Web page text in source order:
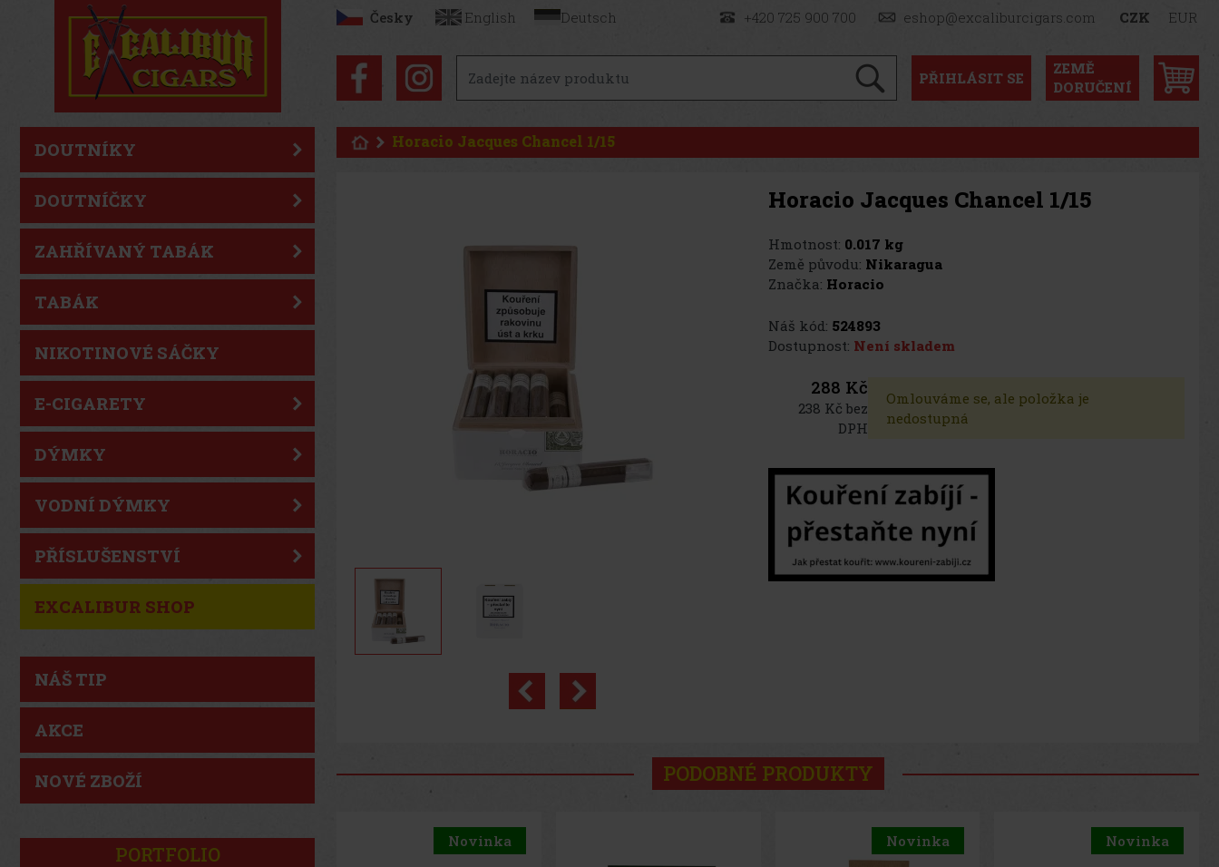
Česky English Deutsch +420 725 900 700 eshop@excaliburcigars.com CZK EUR
PŘIHLÁSIT SE
ZEMĚ
DORUČENÍ
DOUTNÍKY
DOUTNÍČKY
ZAHŘÍVANÝ TABÁK
TABÁK
NIKOTINOVÉ SÁČKY
E-CIGARETY
DÝMKY
VODNÍ DÝMKY
PŘÍSLUŠENSTVÍ
EXCALIBUR SHOP
NÁŠ TIP
AKCE
NOVÉ ZBOŽÍ
PORTFOLIO
Horacio Jacques Chancel 1/15
Horacio Jacques Chancel 1/15
Hmotnost: 0.017 kg
Země původu: Nikaragua
Značka: Horacio
Náš kód: 524893
Dostupnost: Není skladem
288 Kč
238 Kč bez
DPH
Omlouváme se, ale položka je
nedostupná
PODOBNÉ PRODUKTY
Novinka Novinka